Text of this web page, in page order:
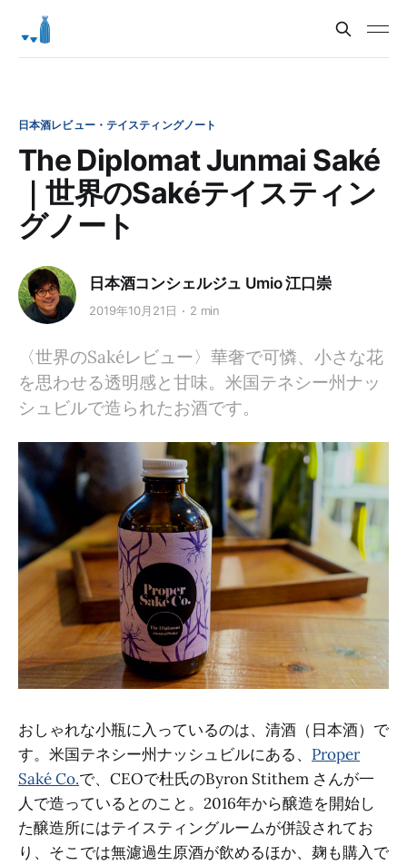
日本酒レビュー・テイスティングノート
The Diplomat Junmai Saké
｜世界のSakéテイスティン
グノート
日本酒コンシェルジュ Umio 江口崇
2019年10月21日 2 min
〈世界のSakéレビュー〉華奢で可憐、小さな花
を思わせる透明感と甘味。米国テネシー州ナッ
シュビルで造られたお酒です。
おしゃれな小瓶に入っているのは、清酒（日本酒）で
す。米国テネシー州ナッシュビルにある、 Proper
Saké Co.で、CEOで杜氏のByron Stithem さんが一
人で造っているとのこと。2016年から醸造を開始し
た醸造所にはテイスティングルームが併設されてお
り、そこでは無濾過生原酒が飲めるほか、麹も購入で